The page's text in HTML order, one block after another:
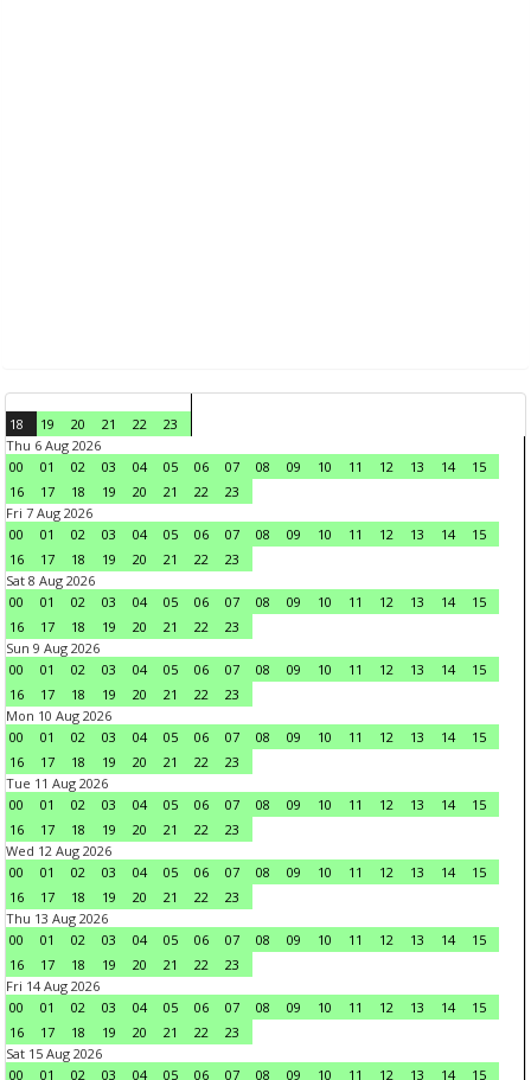
18 19 20 21 22
23
Thu 6 Aug 2026
00
01 02 03 04 05 06 07 08 09 10 11 12 13 14
15
16
17 18 19 20 21 22
23
Fri 7 Aug 2026
00
01 02 03 04 05 06 07 08 09 10 11 12 13 14
15
16
17 18 19 20 21 22
23
Sat 8 Aug 2026
00
01 02 03 04 05 06 07 08 09 10 11 12 13 14
15
16
17 18 19 20 21 22
23
Sun 9 Aug 2026
00
01 02 03 04 05 06 07 08 09 10 11 12 13 14
15
16
17 18 19 20 21 22
23
Mon 10 Aug 2026
00
01 02 03 04 05 06 07 08 09 10 11 12 13 14
15
16
17 18 19 20 21 22
23
Tue 11 Aug 2026
00
01 02 03 04 05 06 07 08 09 10 11 12 13 14
15
16
17 18 19 20 21 22
23
Wed 12 Aug 2026
00
01 02 03 04 05 06 07 08 09 10 11 12 13 14
15
16
17 18 19 20 21 22
23
Thu 13 Aug 2026
00
01 02 03 04 05 06 07 08 09 10 11 12 13 14
15
16
17 18 19 20 21 22
23
Fri 14 Aug 2026
00
01 02 03 04 05 06 07 08 09 10 11 12 13 14
15
16
17 18 19 20 21 22
23
Sat 15 Aug 2026
00
01 02 03 04 05 06 07 08 09 10 11 12 13 14 15